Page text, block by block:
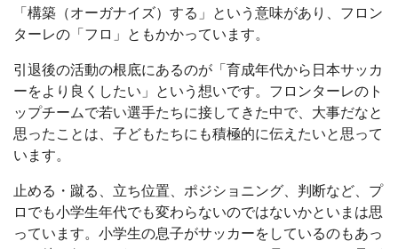
「構築（オーガナイズ）する」という意味があり、フロン
ターレの「フロ」ともかかっています。
引退後の活動の根底にあるのが「育成年代から日本サッカ
ーをより良くしたい」という想いです。フロンターレのト
ップチームで若い選手たちに接してきた中で、大事だなと
思ったことは、子どもたちにも積極的に伝えたいと思って
います。
止める・蹴る、立ち位置、ポジショニング、判断など、プ
ロでも小学生年代でも変わらないのではないかといまは思
っています。小学生の息子がサッカーをしているのもあっ